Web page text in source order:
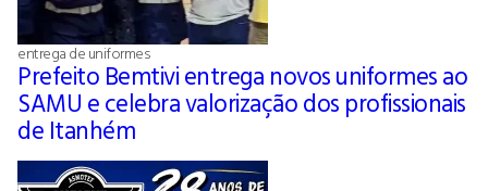
entrega de uniformes
Prefeito Bemtivi entrega novos uniformes ao
SAMU e celebra valorização dos profissionais
de Itanhém